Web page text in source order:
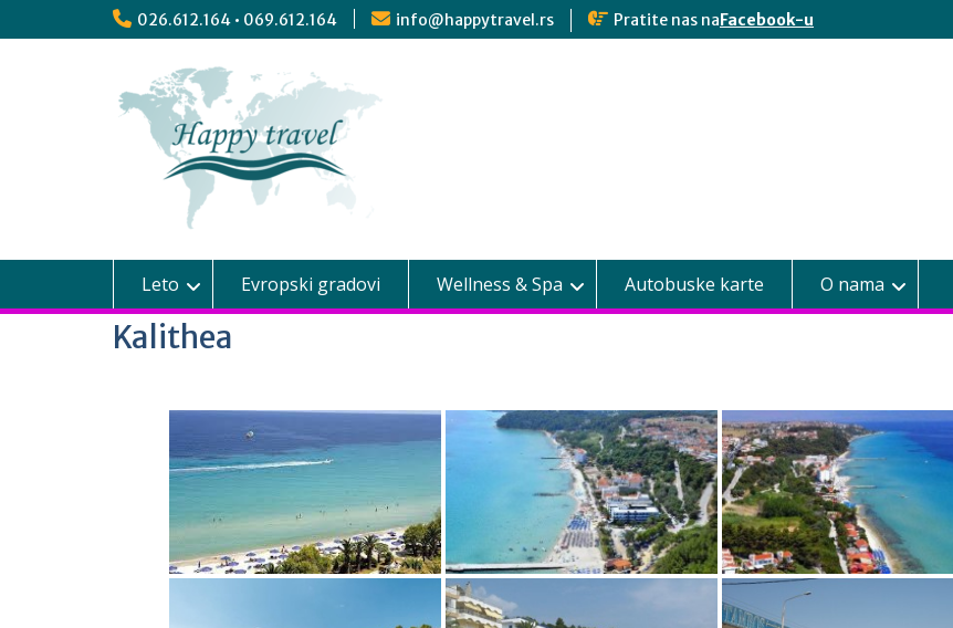
026.612.164 • 069.612.164 info@happytravel.rs Pratite nas naFacebook-u
Leto Evropski gradovi Wellness & Spa Autobuske karte O nama
Kalithea